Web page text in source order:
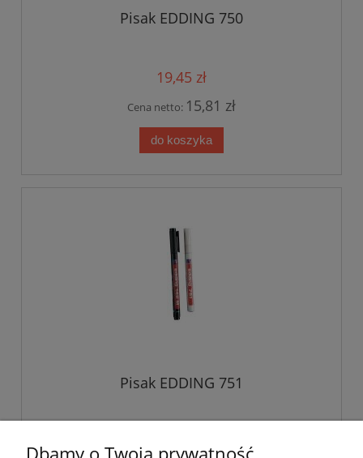
Pisak EDDING 750
19,45 zł
Cena netto: 15,81 zł
do koszyka
Pisak EDDING 751